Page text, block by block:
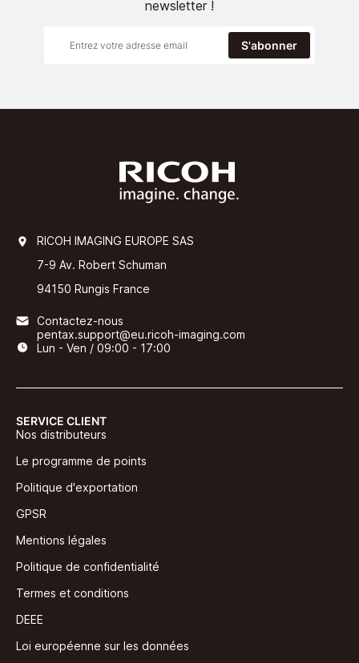
newsletter !
S'abonner
RICOH IMAGING EUROPE SAS
7-9 Av. Robert Schuman
94150 Rungis France
Contactez-nous
pentax.support@eu.ricoh-imaging.com
Lun - Ven / 09:00 - 17:00
SERVICE CLIENT
Nos distributeurs
Le programme de points
Politique d'exportation
GPSR
Mentions légales
Politique de confidentialité
Termes et conditions
DEEE
Loi européenne sur les données